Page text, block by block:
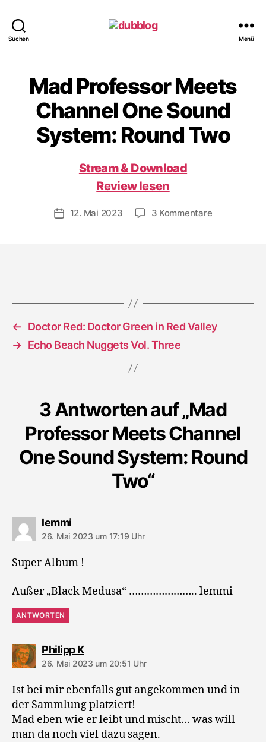
Suchen Menü
Mad Professor Meets
Channel One Sound
System: Round Two
Stream & Download
Review lesen
Veröffentlichungsdatum
12. Mai 2023 3 Kommentarezu
System:
Two
←
Doctor Red: Doctor Green in Red Valley
→ Echo Beach Nuggets Vol. Three
3 Antworten auf „Mad
Professor Meets Channel
One Sound System: Round
Two“
lemmisagt:
26. Mai 2023 um 17:19 Uhr
Super Album !
Außer „Black Medusa“ ………………….. lemmi
ANTWORTEN
Philipp Ksagt:
26. Mai 2023 um 20:51 Uhr
Ist bei mir ebenfalls gut angekommen und in
der Sammlung platziert!
Mad eben wie er leibt und mischt… was will
man da noch viel dazu sagen.